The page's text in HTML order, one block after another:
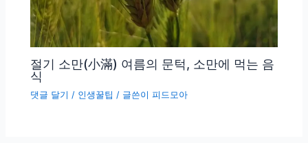
절기 소만(小滿) 여름의 문턱, 소만에 먹는 음
식
댓글 달기 / 인생꿀팁 / 글쓴이피드모아